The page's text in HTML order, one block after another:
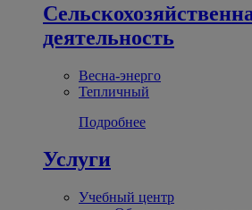
деятельность
Весна-энерго
Тепличный
Подробнее
Услуги
Учебный центр